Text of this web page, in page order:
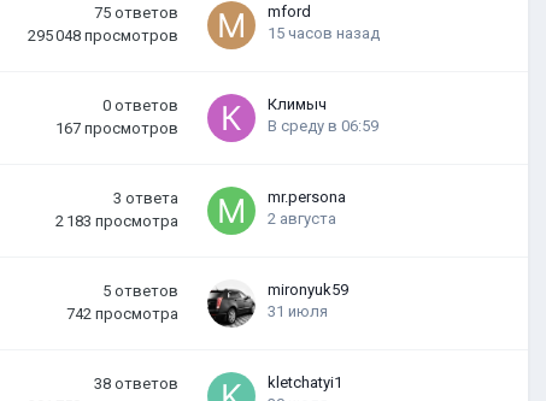
75 ответов
295 048 просмотров
mford
15 часов назад
0 ответов
167 просмотров
Климыч
В среду в 06:59
3 ответа
2 183 просмотра
mr.persona
2 августа
5 ответов
742 просмотра
mironyuk59
31 июля
38 ответов
kletchatyi1